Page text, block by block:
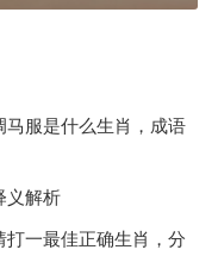
服是什么生肖，成语
义解析
一最佳正确生肖，分